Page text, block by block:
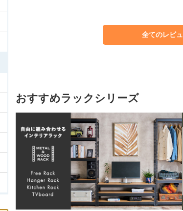
全てのレビ
おすすめラックシリーズ